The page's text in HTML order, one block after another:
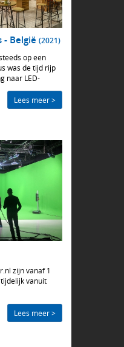
- België (2021)
op een
was de tijd rijp
naar LED-
Lees meer >
zijn vanaf 1
vanuit
Lees meer >